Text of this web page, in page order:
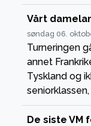
Vårt
søndag 06.
Turneringen
annet
Tyskland og
De siste VM